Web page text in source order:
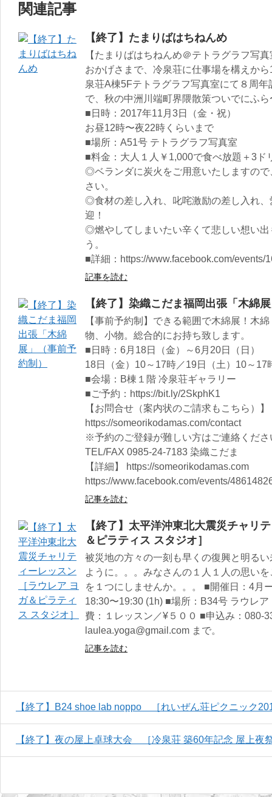
関連記事
【終了】たまりばはちねんめ
【たまりばはちねんめ＠テトラグラフ写
おかげさまで、冷泉荘に仕事場を構えか
泉荘A棟5Fテトラグラフ写真室にて８周
で、秋の中洲川端町界隈散策ついでにふ
■日時：2017年11月3日（金・祝）
お昼12時〜夜22時くらいまで
■場所：A51号 テトラグラフ写真室
■料金：大人１人￥1,000で食べ放題＋3ド
◎ベランダに炭火をご用意いたしますの
さい。
◎食材の差し入れ、叱咤激励の差し入れ
迎！
◎燃やしてしまいたい辛くて悲しい想い
う。
■詳細：https://www.facebook.com/events/
記事を読む
【終了】染織こだま福岡出張「木綿
【事前予約制】できる範囲で木綿展！木
物、小物。総合的にお持ち致します。
■日時：6月18日（金）～6月20日（日）
18日（金）10～17時／19日（土）10～17
■会場：B棟１階 冷泉荘ギャラリー
■ご予約：https://bit.ly/2SkphK1
【お問合せ（案内状のご請求もこちら）】
https://someorikodamas.com/contact
※予約のご登録が難しい方はご連絡くださ
TEL/FAX 0985-24-7183 染織こだま
【詳細】 https://someorikodamas.com
https://www.facebook.com/events/
記事を読む
【終了】太平洋沖東北大震災チャリ
＆ピラティス スタジオ］
被災地の方々の一刻も早くの復興と明る
ように。。。みなさんの１人１人の思い
を１つにしませんか。。。 ■開催日：4月
18:30〜19:30 (1h) ■場所：B34号 ラウレ
費：１レッスン／¥５００ ■申込み：080-
laulea.yoga@gmail.com まで。
記事を読む
【終了】B24 shoe lab noppo ［れいぜん荘ピクニック
【終了】夜の屋上卓球大会 ［冷泉荘 築60年記念 屋上夜